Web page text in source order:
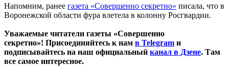
Напомним, ранее газета «Совершенно секретно» писала, что в
Воронежской области фура влетела в колонну Росгвардии.
Уважаемые читатели газеты «Совершенно
секретно»! Присоединяйтесь к нам в Telegram и
подписывайтесь на наш официальный канал в Дзене. Там
все самое интересное.